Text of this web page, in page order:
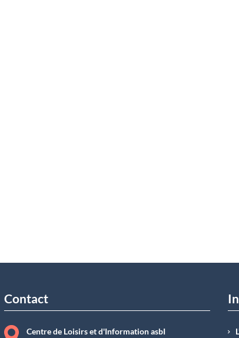
Contact
Centre de Loisirs et d'Information asbI